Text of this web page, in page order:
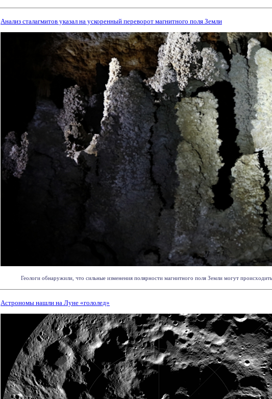
Анализ сталагмитов указал на ускоренный переворот магнитного поля Земли
Геологи обнаружили, что сильные изменения полярности магнитного поля Земли могут
Астрономы нашли на Луне «гололед»